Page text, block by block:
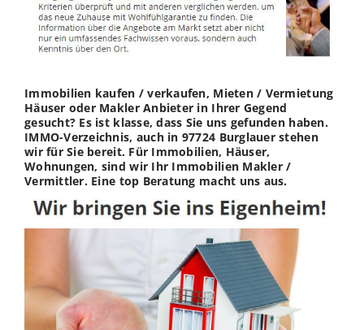
Immobilien kaufen / verkaufen, Mieten / Vermietung
Häuser oder Makler Anbieter in Ihrer Gegend
gesucht? Es ist klasse, dass Sie uns gefunden haben.
IMMO-Verzeichnis, auch in 97724 Burglauer stehen
wir für Sie bereit. Für Immobilien, Häuser,
Wohnungen, sind wir Ihr Immobilien Makler /
Vermittler. Eine top Beratung macht uns aus.